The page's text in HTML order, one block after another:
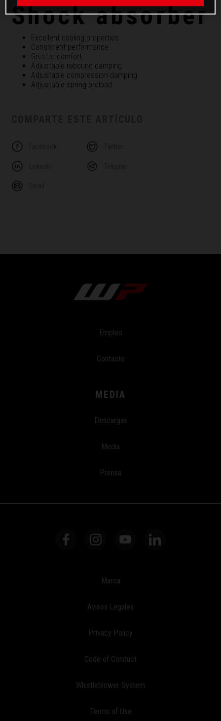
Shock absorber
Excellent cooling properties
Consistent performance
Greater comfort
Adjustable rebound damping
Adjustable compression damping
Adjustable spring preload
Empleo
Contacto
MEDIA
Descargas
Media
Prensa
Marca
Avisos Legales
Privacy Policy
Code of Conduct
Whistleblower System
Terms of Use